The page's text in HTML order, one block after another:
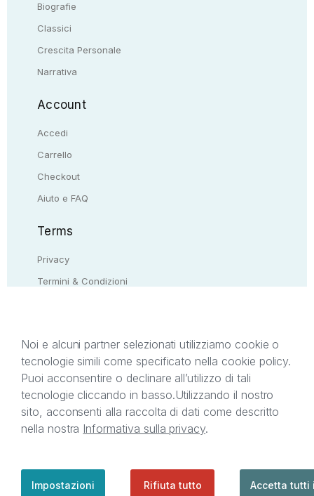
Biografie
Classici
Crescita Personale
Narrativa
Account
Accedi
Carrello
Checkout
Aiuto e FAQ
Terms
Privacy
Termini & Condizioni
Il presente sito web è di proprietà di StreetLib S.r.l.
C.F. e P.IVA 05338720963. StreetLib S.r.l. è
titolare di tutti i diritti di proprietà intellettuale
afferenti ai marchi, loghi e segni distintivi presenti
sul sito web. Si invita l’utente a prendere visione
support@streetlib.com
Noi e alcuni partner selezionati utilizziamo cookie o
tecnologie simili come specificato nella cookie policy.
Puoi acconsentire o declinare all’utilizzo di tali
tecnologie cliccando in basso.Utilizzando il nostro
sito, acconsenti alla raccolta di dati come descritto
nella nostra Informativa sulla privacy.
Impostazioni Rifiuta tutto Accetta tutti